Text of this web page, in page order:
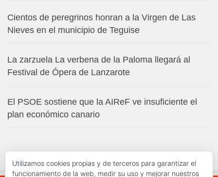
Cientos de peregrinos honran a la Virgen de Las
Nieves en el municipio de Teguise
La zarzuela La verbena de la Paloma llegará al
Festival de Ópera de Lanzarote
El PSOE sostiene que la AIReF ve insuficiente el
plan económico canario
Utilizamos cookies propias y de terceros para garantizar el
funcionamiento de la web, medir su uso y mejorar nuestros